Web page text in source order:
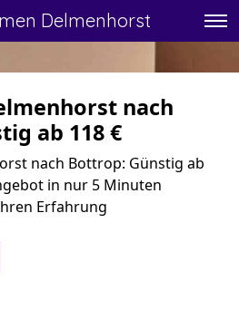
Delmenhorst
nach
ab 118 €
nach Bottrop: Günstig ab
in nur 5 Minuten
Erfahrung